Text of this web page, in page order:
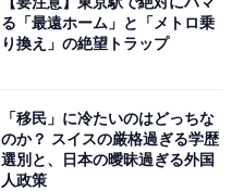
る「最遠ホーム」と「メトロ乗
り換え」の絶望トラップ
「移民」に冷たいのはどっちな
のか？ スイスの厳格過ぎる学歴
選別と、日本の曖昧過ぎる外国
人政策